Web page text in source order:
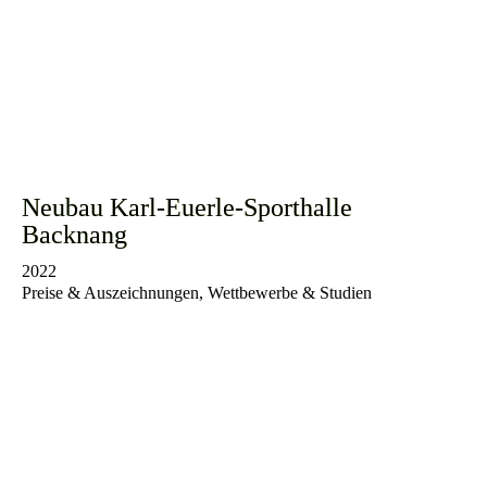
Neubau Karl-Euerle-Sporthalle
Backnang
2022
Preise & Auszeichnungen, Wettbewerbe & Studien